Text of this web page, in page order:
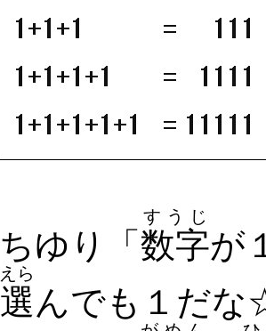
ちゆり「 数字
すうじ
が
選
えら
んでも１だな